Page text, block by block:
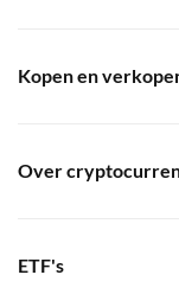
Kopen en
Over
ETF's